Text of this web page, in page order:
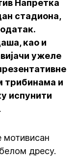
Напретка
стадиона,
као и
ужеле
трибинама и
испунити
мотивисан
дресу.